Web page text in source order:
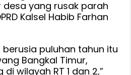
yang rusak parah
Kalsel Habib Farhan
berusia puluhan tahun itu
Bangkal Timur,
wilayah RT 1 dan 2,”